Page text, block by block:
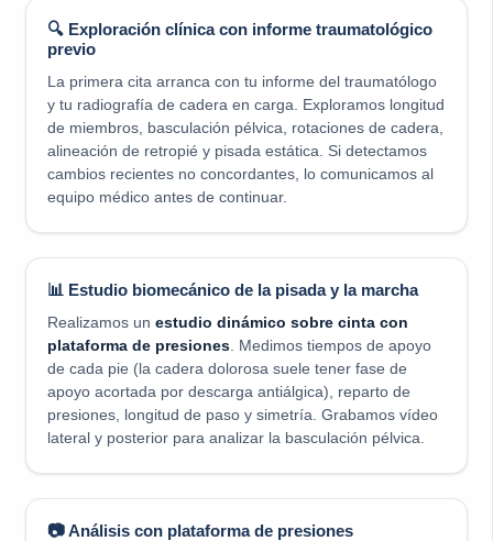
🔍 Exploración clínica con informe traumatológico
previo
La primera cita arranca con tu informe del traumatólogo
y tu radiografía de cadera en carga. Exploramos longitud
de miembros, basculación pélvica, rotaciones de cadera,
alineación de retropié y pisada estática. Si detectamos
cambios recientes no concordantes, lo comunicamos al
equipo médico antes de continuar.
📊 Estudio biomecánico de la pisada y la marcha
Realizamos un estudio dinámico sobre cinta con
plataforma de presiones. Medimos tiempos de apoyo
de cada pie (la cadera dolorosa suele tener fase de
apoyo acortada por descarga antiálgica), reparto de
presiones, longitud de paso y simetría. Grabamos vídeo
lateral y posterior para analizar la basculación pélvica.
📷 Análisis con plataforma de presiones